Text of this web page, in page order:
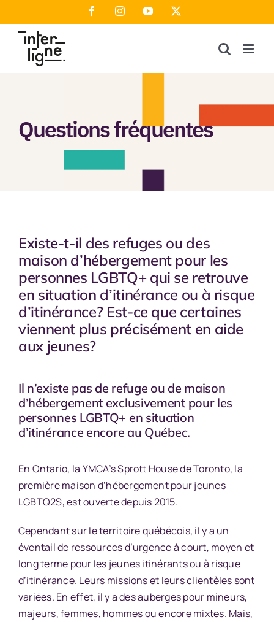
au
contenu
FacebookInstagramYouTube
Questions fréquentes
Existe-t-il des refuges ou des
maison d’hébergement pour les
personnes LGBTQ+ qui se retrouve
en situation d’itinérance ou à risque
d’itinérance? Est-ce que certaines
viennent plus précisément en aide
aux jeunes?
Il n’existe pas de refuge ou de maison
d’hébergement exclusivement pour les
personnes LGBTQ+ en situation
d’itinérance encore au Québec.
En Ontario, la YMCA’s Sprott House de Toronto, la
première maison d’hébergement pour jeunes
LGBTQ2S, est ouverte depuis 2015.
Cependant sur le territoire québécois, il y a un
éventail de ressources d’urgence à court, moyen et
long terme pour les jeunes itinérants ou à risque
d’itinérance. Leurs missions et leurs clientèles sont
variées. En effet, il y a des auberges pour mineurs,
majeurs, femmes, hommes ou encore mixtes. Mais,